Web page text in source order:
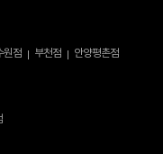
원점 부천점 안양평촌점